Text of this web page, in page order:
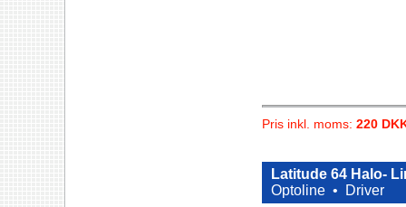
Pris inkl. moms: 220
Latitude 64 Halo-
Optoline •
Driver